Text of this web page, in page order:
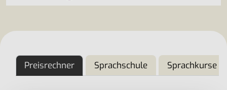
Preisrechner Sprachschule Sprachkurse